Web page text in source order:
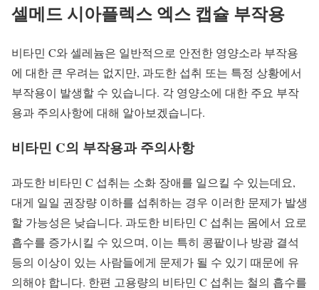
셀메드 시아플렉스 엑스 캡슐 부작용
비타민 C와 셀레늄은 일반적으로 안전한 영양소라 부작용
에 대한 큰 우려는 없지만, 과도한 섭취 또는 특정 상황에서
부작용이 발생할 수 있습니다. 각 영양소에 대한 주요 부작
용과 주의사항에 대해 알아보겠습니다.
비타민 C의 부작용과 주의사항
과도한 비타민 C 섭취는 소화 장애를 일으킬 수 있는데요,
대게 일일 권장량 이하를 섭취하는 경우 이러한 문제가 발생
할 가능성은 낮습니다. 과도한 비타민 C 섭취는 몸에서 요로
흡수를 증가시킬 수 있으며, 이는 특히 콩팥이나 방광 결석
등의 이상이 있는 사람들에게 문제가 될 수 있기 때문에 유
의해야 합니다. 한편 고용량의 비타민 C 섭취는 철의 흡수를